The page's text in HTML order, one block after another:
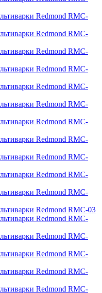
Redmond RMC-
Redmond RMC-
Redmond RMC-
Redmond RMC-
Redmond RMC-
Redmond RMC-
Redmond RMC-
Redmond RMC-
Redmond RMC-
Redmond RMC-
Redmond RMC-
Redmond RMC-03
Redmond RMC-
Redmond RMC-
Redmond RMC-
Redmond RMC-
Redmond RMC-